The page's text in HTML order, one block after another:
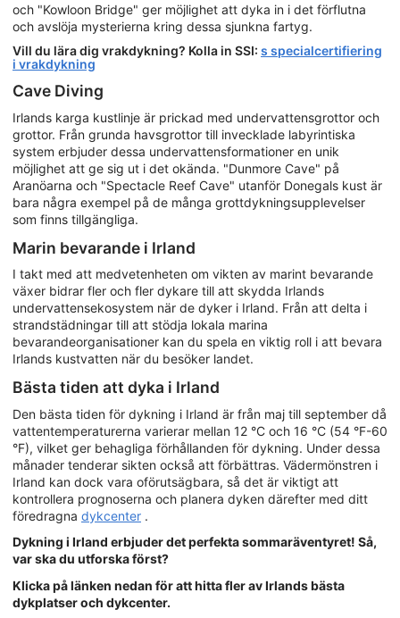
och "Kowloon Bridge" ger möjlighet att dyka in i det förflutna
och avslöja mysterierna kring dessa sjunkna fartyg.
Vill du lära dig vrakdykning? Kolla in SSI: s specialcertifiering
i vrakdykning
Cave Diving
Irlands karga kustlinje är prickad med undervattensgrottor och
grottor. Från grunda havsgrottor till invecklade labyrintiska
system erbjuder dessa undervattensformationer en unik
möjlighet att ge sig ut i det okända. "Dunmore Cave" på
Aranöarna och "Spectacle Reef Cave" utanför Donegals kust är
bara några exempel på de många grottdykningsupplevelser
som finns tillgängliga.
Marin bevarande i Irland
I takt med att medvetenheten om vikten av marint bevarande
växer bidrar fler och fler dykare till att skydda Irlands
undervattensekosystem när de dyker i Irland. Från att delta i
strandstädningar till att stödja lokala marina
bevarandeorganisationer kan du spela en viktig roll i att bevara
Irlands kustvatten när du besöker landet.
Bästa tiden att dyka i Irland
Den bästa tiden för dykning i Irland är från maj till september då
vattentemperaturerna varierar mellan 12 °C och 16 °C (54 °F-60
°F), vilket ger behagliga förhållanden för dykning. Under dessa
månader tenderar sikten också att förbättras. Vädermönstren i
Irland kan dock vara oförutsägbara, så det är viktigt att
kontrollera prognoserna och planera dyken därefter med ditt
föredragna dykcenter .
Dykning i Irland erbjuder det perfekta sommaräventyret! Så,
var ska du utforska först?
Klicka på länken nedan för att hitta fler av Irlands bästa
dykplatser och dykcenter.